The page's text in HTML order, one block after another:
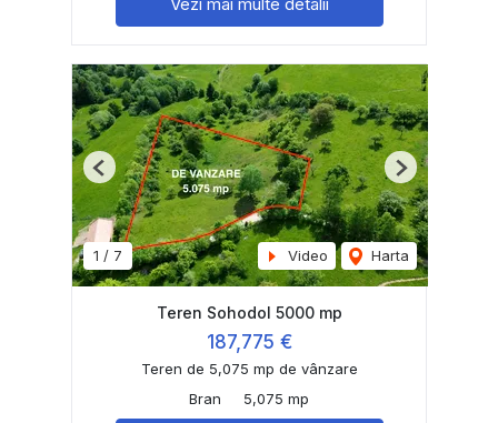
1 / 7 Video Harta
Previous Next
Teren Sohodol 5000 mp
187,775 €
Teren de 5,075 mp de vânzare
Bran
5,075 mp